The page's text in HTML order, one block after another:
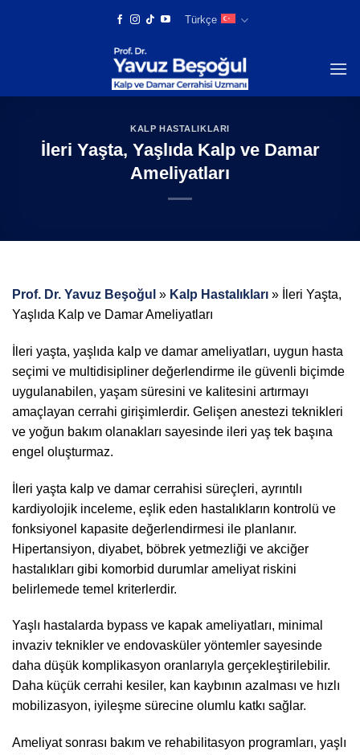
Türkçe
KALP HASTALIKLARI
İleri Yaşta, Yaşlıda Kalp ve Damar
Ameliyatları
Prof. Dr. Yavuz Beşoğul » Kalp Hastalıkları »
İleri Yaşta,
Yaşlıda Kalp ve Damar Ameliyatları
İleri yaşta, yaşlıda kalp ve damar ameliyatları, uygun hasta
seçimi ve multidisipliner değerlendirme ile güvenli biçimde
uygulanabilen, yaşam süresini ve kalitesini artırmayı
amaçlayan cerrahi girişimlerdir. Gelişen anestezi teknikleri
ve yoğun bakım olanakları sayesinde ileri yaş tek başına
engel oluşturmaz.
İleri yaşta kalp ve damar cerrahisi süreçleri, ayrıntılı
kardiyolojik inceleme, eşlik eden hastalıkların kontrolü ve
fonksiyonel kapasite değerlendirmesi ile planlanır.
Hipertansiyon, diyabet, böbrek yetmezliği ve akciğer
hastalıkları gibi komorbid durumlar ameliyat riskini
belirlemede temel kriterlerdir.
Yaşlı hastalarda bypass ve kapak ameliyatları, minimal
invaziv teknikler ve endovasküler yöntemler sayesinde
daha düşük komplikasyon oranlarıyla gerçekleştirilebilir.
Daha küçük cerrahi kesiler, kan kaybının azalması ve hızlı
mobilizasyon, iyileşme sürecine olumlu katkı sağlar.
Ameliyat sonrası bakım ve rehabilitasyon programları, yaşlı